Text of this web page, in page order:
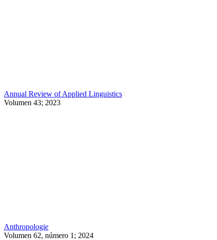
Annual Review of Applied Linguistics
Volumen 43; 2023
Anthropologie
Volumen 62, número 1; 2024